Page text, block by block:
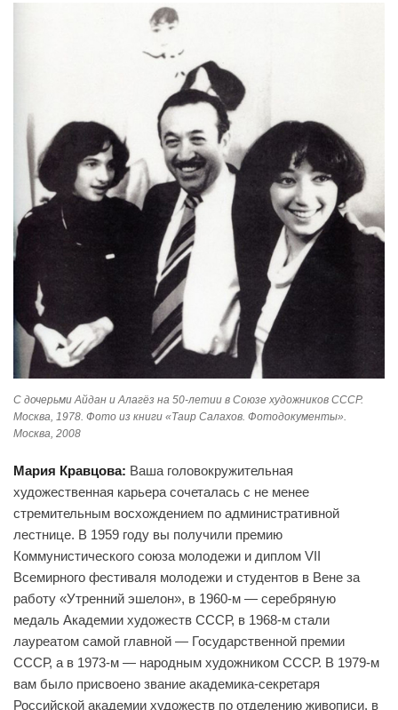
С дочерьми Айдан и Алагёз на 50-летии в Союзе художников СССР.
Москва, 1978. Фото из книги «Таир Салахов. Фотодокументы».
Москва, 2008
Мария Кравцова: Ваша головокружительная
художественная карьера сочеталась с не менее
стремительным восхождением по административной
лестнице. В 1959 году вы получили премию
Коммунистического союза молодежи и диплом VII
Всемирного фестиваля молодежи и студентов в Вене за
работу «Утренний эшелон», в 1960-м — серебряную
медаль Академии художеств СССР, в 1968-м стали
лауреатом самой главной — Государственной премии
СССР, а в 1973-м — народным художником СССР. В 1979-м
вам было присвоено звание академика-секретаря
Российской академии художеств по отделению живописи, в